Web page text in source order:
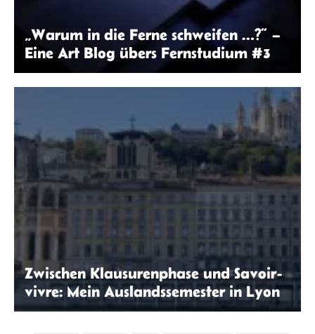
„Warum in die Ferne schweifen …?“ –
Eine Art Blog übers Fernstudium #3
Zwischen Klausurenphase und Savoir-
vivre: Mein Auslandssemester in Lyon